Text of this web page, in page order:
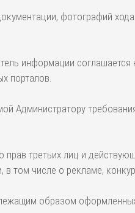
фотографий
информации
порталов.
Администратору
третьих лиц и
числе о рекламе,
образом